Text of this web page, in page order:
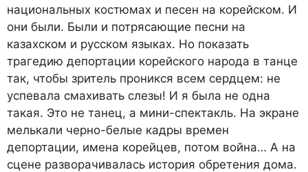
национальных костюмах и песен на корейском. И
они были. Были и потрясающие песни на
казахском и русском языках. Но показать
трагедию депортации корейского народа в танце
так, чтобы зритель проникся всем сердцем: не
успевала смахивать слезы! И я была не одна
такая. Это не танец, а мини-спектакль. На экране
мелькали черно-белые кадры времен
депортации, имена корейцев, потом война… А на
сцене разворачивалась история обретения дома.